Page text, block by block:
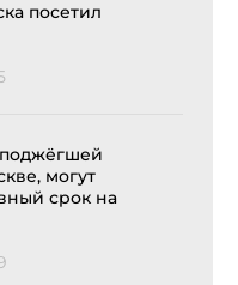
посетил
могут
срок на